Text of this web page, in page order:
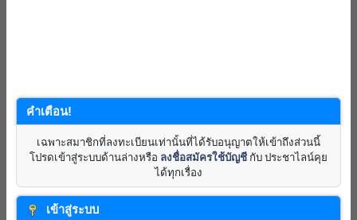
คำเตือน!
เฉพาะสมาชิกที่ลงทะเบียนเท่านั้นที่ได้รับอนุญาตให้เข้าถึงส่วนนี้
โปรดเข้าสู่ระบบด้านล่างหรือ ลงชื่อสมัครใช้บัญชี กับ ประชาไลน์คุย
ได้ทุกเรื่อง
เข้าสู่ระบบ